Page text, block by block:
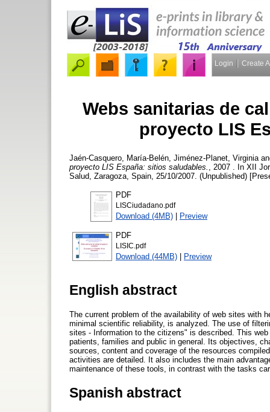
Login Create
Webs sanitarias de
proyecto LIS
Jaén-Casquero, María-Belén Jiménez-Planet, Virginia
proyecto LIS España: sitios saludables.
, 2007 . In XII
Salud, Zaragoza, Spain, 25/10/2007. (Unpublished)
PDF
LISCiudadano.pdf
Download (4MB) | Preview
PDF
LISIC.pdf
Download (44MB) | Preview
English abstract
The current problem of the availability of web sites with
minimal scientific reliability, is analyzed. The use of
sites - Information to the citizens" is described. This
patients, families and public in general. Its objectives,
sources, content and coverage of the resources
activities are detailed. It also includes the main
maintenance of these tools, in contrast with the tasks
Spanish abstract